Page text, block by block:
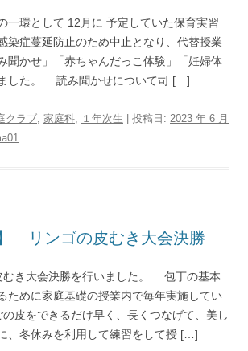
一環として 12月に 予定していた保育実習
染症蔓延防止のため中止となり、代替授業
聞かせ」「赤ちゃんだっこ体験」「妊婦体
した。 読み聞かせについて司 […]
クラブ, 家庭科, １年次生 | 投稿日: 2023 年 6 月
】 リンゴの皮むき大会決勝
き大会決勝を行いました。 包丁の基本
ために家庭基礎の授業内で毎年実施してい
の皮をできるだけ早く、長くつなげて、美し
、冬休みを利用して練習をして授 […]